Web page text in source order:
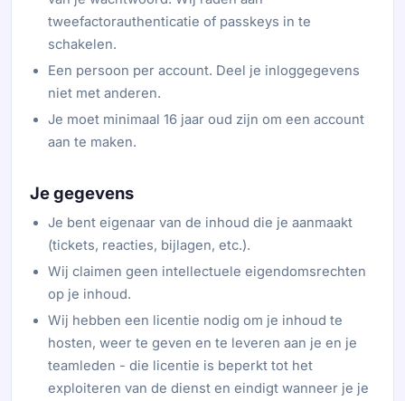
tweefactorauthenticatie of passkeys in te
schakelen.
Een persoon per account. Deel je inloggegevens
niet met anderen.
Je moet minimaal 16 jaar oud zijn om een account
aan te maken.
Je gegevens
Je bent eigenaar van de inhoud die je aanmaakt
(tickets, reacties, bijlagen, etc.).
Wij claimen geen intellectuele eigendomsrechten
op je inhoud.
Wij hebben een licentie nodig om je inhoud te
hosten, weer te geven en te leveren aan je en je
teamleden - die licentie is beperkt tot het
exploiteren van de dienst en eindigt wanneer je je